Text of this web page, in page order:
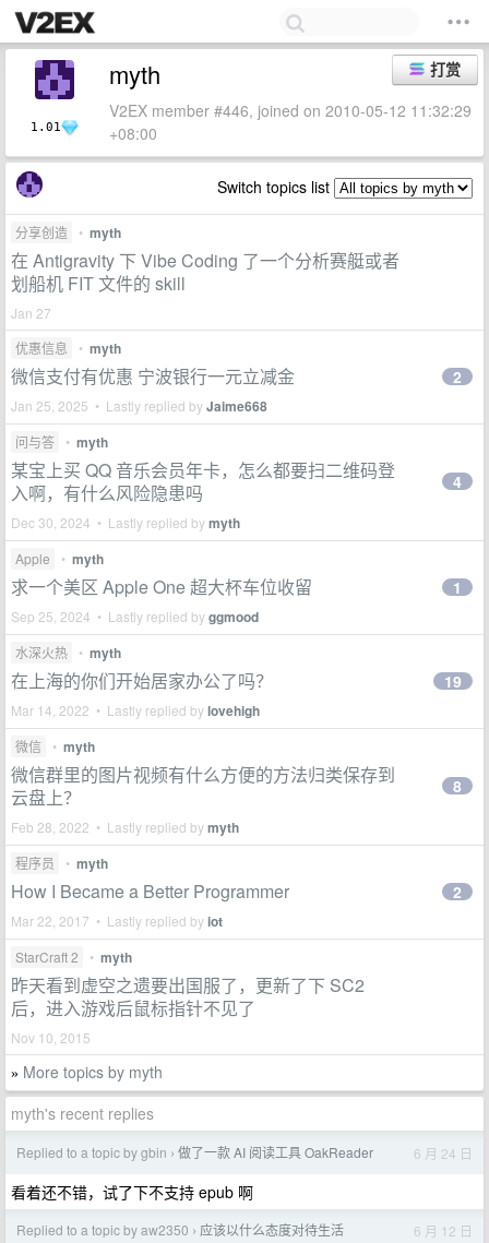
1.01
打赏
myth
V2EX member #446, joined on 2010-05-12 11:32:29
+08:00
Switch topics list
分享创造 • myth
在 Antigravity 下 Vibe Coding 了一个分析赛艇或者
划船机 FIT 文件的 skill
Jan 27
优惠信息
• myth
微信支付有优惠 宁波银行一元立减金
Jan 25, 2025 • Lastly replied byJaime668
2
问与答 • myth
某宝上买 QQ 音乐会员年卡，怎么都要扫二维码登
入啊，有什么风险隐患吗
Dec 30, 2024 • Lastly replied bymyth
4
Apple • myth
求一个美区 Apple One 超大杯车位收留
Sep 25, 2024 • Lastly replied byggmood
1
水深火热 • myth
在上海的你们开始居家办公了吗？
Mar 14, 2022 • Lastly replied bylovehigh
19
微信 • myth
微信群里的图片视频有什么方便的方法归类保存到
云盘上？
Feb 28, 2022 • Lastly replied bymyth
8
程序员 • myth
How I Became a Better Programmer
Mar 22, 2017 • Lastly replied byiot
2
StarCraft 2 • myth
昨天看到虚空之遗要出国服了，更新了下 SC2
后，进入游戏后鼠标指针不见了
Nov 10, 2015
» More topics by myth
myth's recent replies
Replied to a topic by gbin › 做了一款 AI 阅读工具 OakReader 6 月 24 日
看着还不错，试了下不支持 epub 啊
Replied to a topic by aw2350 › 应该以什么态度对待生活 6 月 12 日